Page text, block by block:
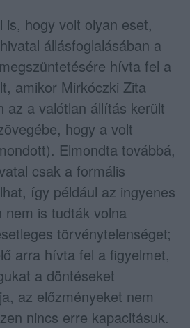
is, hogy volt olyan eset,
állásfoglalásában a
hívta fel a
amikor Mirkóczki Zita
az a valótlan állítás került
hogy a volt
Elmondta továbbá,
csak a formális
így például az ingyenes
nem is tudták volna
törvénytelenséget;
arra hívta fel a figyelmet,
a döntéseket
az előzményeket nem
nincs erre kapacitásuk.